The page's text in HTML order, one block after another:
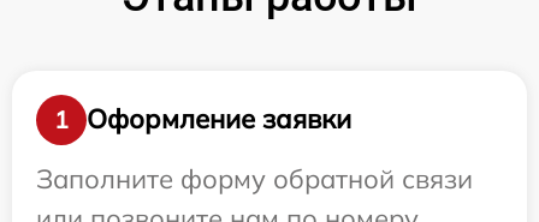
1
Оформление заявки
Заполните форму обратной связи